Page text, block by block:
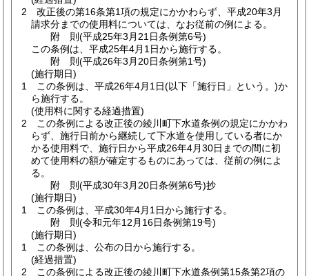
2
改正後の第16条第1項の規定にかかわらず、平成20年3月
請求分までの使用料については、なお従前の例による。
附 則(平成25年3月21日条例第6号)
この条例は、平成25年4月1日から施行する。
附 則(平成26年3月20日条例第1号)
(施行期日)
1
この条例は、平成26年4月1日(以下「施行日」という。)か
ら施行する。
(使用料に関する経過措置)
2
この条例による改正後の綾川町下水道条例の規定にかかわ
らず、施行日前から継続して下水道を使用している者にか
かる使用料で、施行日から平成26年4月30日までの間に初
めて使用料の額が確定するものにあっては、従前の例によ
る。
附 則(平成30年3月20日条例第6号)抄
(施行期日)
1
この条例は、平成30年4月1日から施行する。
附 則(令和元年12月16日条例第19号)
(施行期日)
1
この条例は、公布の日から施行する。
(経過措置)
2
この条例による改正後の綾川町下水道条例第15条第2項の